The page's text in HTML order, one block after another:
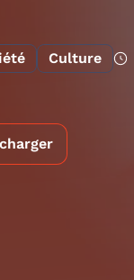
Culture